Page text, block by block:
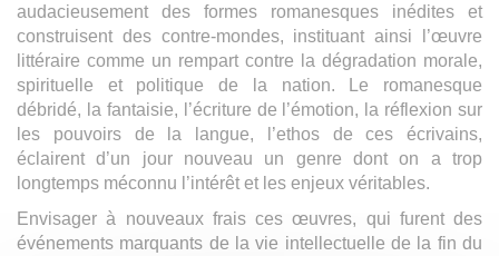
audacieusement des formes romanesques inédites et
construisent des contre-mondes, instituant ainsi l’œuvre
littéraire comme un rempart contre la dégradation morale,
spirituelle et politique de la nation. Le romanesque
débridé, la fantaisie, l’écriture de l’émotion, la réflexion sur
les pouvoirs de la langue, l’ethos de ces écrivains,
éclairent d’un jour nouveau un genre dont on a trop
longtemps méconnu l’intérêt et les enjeux véritables.
Envisager à nouveaux frais ces œuvres, qui furent des
événements marquants de la vie intellectuelle de la fin du